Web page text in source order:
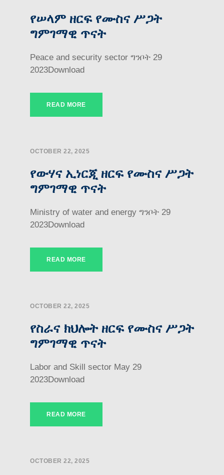
የሠላም ዘርፍ የሙስና ሥጋት
ግምገማዊ ጥናት
Peace and security sector ግንቦት 29
2023Download
READ MORE
OCTOBER 22, 2025
የውሃና ኢነርጂ ዘርፍ የሙስና ሥጋት
ግምገማዊ ጥናት
Ministry of water and energy ግንቦት 29
2023Download
READ MORE
OCTOBER 22, 2025
የስራና ክህሎት ዘርፍ የሙስና ሥጋት
ግምገማዊ ጥናት
Labor and Skill sector May 29
2023Download
READ MORE
OCTOBER 22, 2025